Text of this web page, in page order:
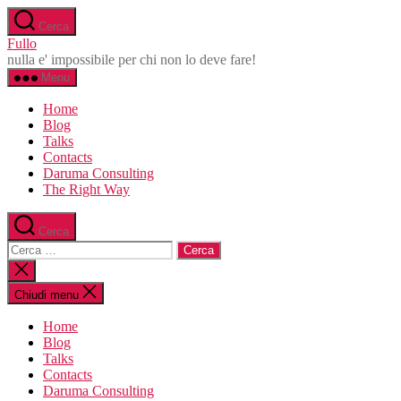
Salta
al
contenuto
Cerca
Fullo
nulla e' impossibile per chi non lo deve fare!
Menu
Home
Blog
Talks
Contacts
Daruma Consulting
The Right Way
Cerca
Cerca:
Chiudi
la
ricerca
Chiudi menu
Home
Blog
Talks
Contacts
Daruma Consulting